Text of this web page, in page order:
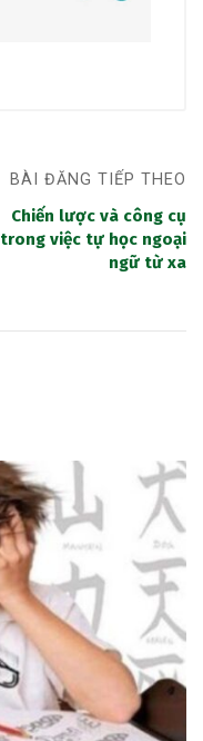
BÀI ĐĂNG TIẾP THEO
Chiến lược và công cụ
trong việc tự học ngoại
ngữ từ xa